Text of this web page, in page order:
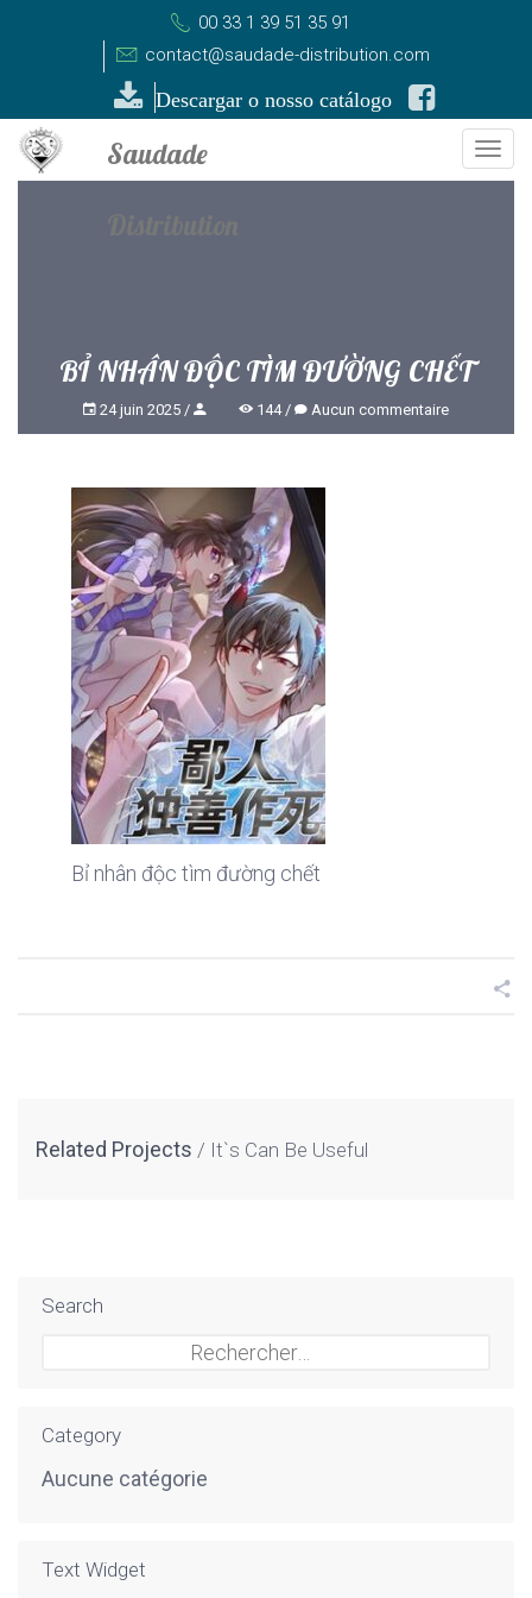
00 33 1 39 51 35 91
contact@saudade-distribution.com
Descargar o nosso catálogo
BỈ NHÂN ĐỘC TÌM ĐƯỜNG CHẾT
24 juin 2025 144 Aucun commentaire
Bỉ nhân độc tìm đường chết
Related Projects It`s Can Be Useful
Search
Category
Aucune catégorie
Text Widget